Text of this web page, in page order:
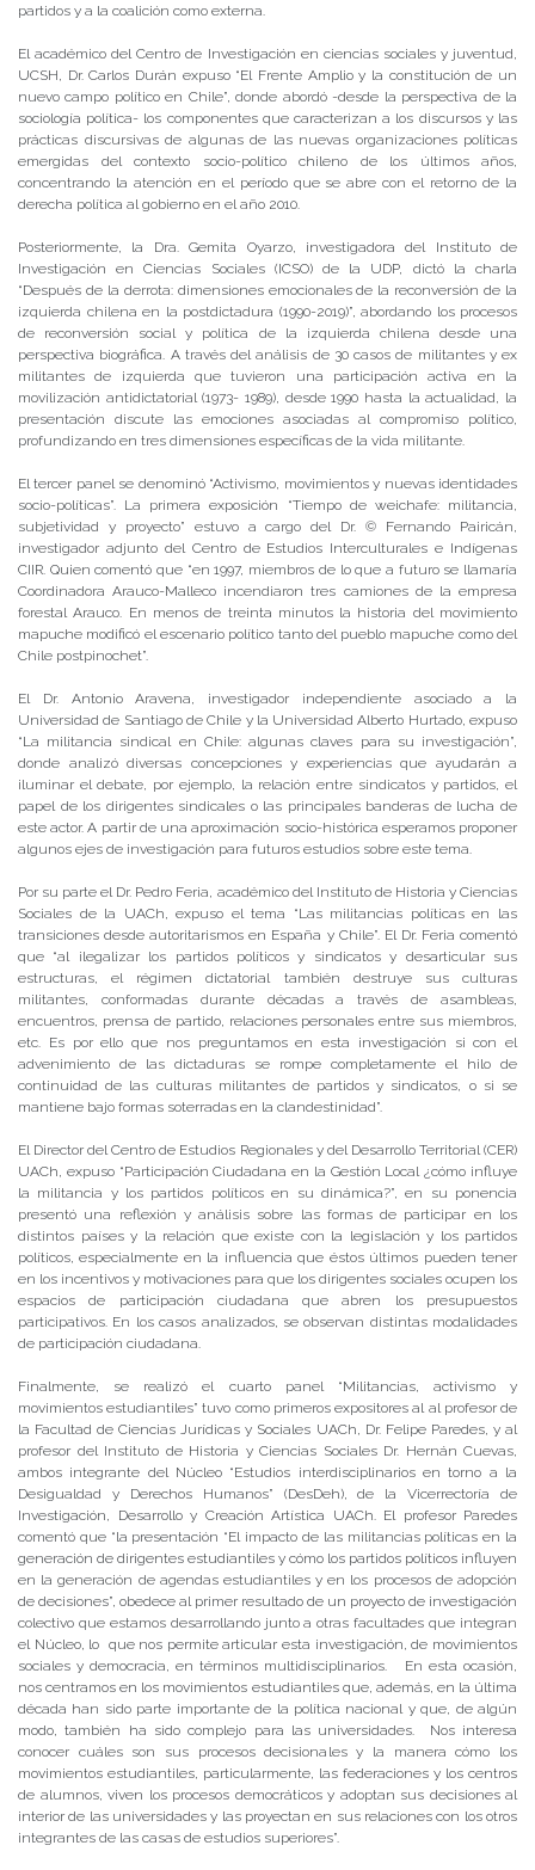
partidos y a la coalición como externa.
El académico del Centro de Investigación en ciencias sociales y juventud,
UCSH, Dr. Carlos Durán expuso “El Frente Amplio y la constitución de un
nuevo campo político en Chile”, donde abordó -desde la perspectiva de la
sociología política- los componentes que caracterizan a los discursos y las
prácticas discursivas de algunas de las nuevas organizaciones políticas
emergidas del contexto socio-político chileno de los últimos años,
concentrando la atención en el período que se abre con el retorno de la
derecha política al gobierno en el año 2010.
Posteriormente, la Dra. Gemita Oyarzo, investigadora del Instituto de
Investigación en Ciencias Sociales (ICSO) de la UDP, dictó la charla
“Después de la derrota: dimensiones emocionales de la reconversión de la
izquierda chilena en la postdictadura (1990-2019)”, abordando los procesos
de reconversión social y política de la izquierda chilena desde una
perspectiva biográfica. A través del análisis de 30 casos de militantes y ex
militantes de izquierda que tuvieron una participación activa en la
movilización antidictatorial (1973- 1989), desde 1990 hasta la actualidad, la
presentación discute las emociones asociadas al compromiso político,
profundizando en tres dimensiones específicas de la vida militante.
El tercer panel se denominó “Activismo, movimientos y nuevas identidades
socio-políticas”. La primera exposición “Tiempo de weichafe: militancia,
subjetividad y proyecto” estuvo a cargo del Dr. © Fernando Pairicán,
investigador adjunto del Centro de Estudios Interculturales e Indígenas
CIIR. Quien comentó que “en 1997, miembros de lo que a futuro se llamaría
Coordinadora Arauco-Malleco incendiaron tres camiones de la empresa
forestal Arauco. En menos de treinta minutos la historia del movimiento
mapuche modificó el escenario político tanto del pueblo mapuche como del
Chile postpinochet”.
El Dr. Antonio Aravena, investigador independiente asociado a la
Universidad de Santiago de Chile y la Universidad Alberto Hurtado, expuso
“La militancia sindical en Chile: algunas claves para su investigación”,
donde analizó diversas concepciones y experiencias que ayudarán a
iluminar el debate, por ejemplo, la relación entre sindicatos y partidos, el
papel de los dirigentes sindicales o las principales banderas de lucha de
este actor. A partir de una aproximación socio-histórica esperamos proponer
algunos ejes de investigación para futuros estudios sobre este tema.
Por su parte el Dr. Pedro Feria, académico del Instituto de Historia y Ciencias
Sociales de la UACh, expuso el tema “Las militancias políticas en las
transiciones desde autoritarismos en España y Chile”. El Dr. Feria comentó
que “al ilegalizar los partidos políticos y sindicatos y desarticular sus
estructuras, el régimen dictatorial también destruye sus culturas
militantes, conformadas durante décadas a través de asambleas,
encuentros, prensa de partido, relaciones personales entre sus miembros,
etc. Es por ello que nos preguntamos en esta investigación si con el
advenimiento de las dictaduras se rompe completamente el hilo de
continuidad de las culturas militantes de partidos y sindicatos, o si se
mantiene bajo formas soterradas en la clandestinidad”.
El Director del Centro de Estudios Regionales y del Desarrollo Territorial (CER)
UACh, expuso “Participación Ciudadana en la Gestión Local ¿cómo influye
la militancia y los partidos políticos en su dinámica?”, en su ponencia
presentó una reflexión y análisis sobre las formas de participar en los
distintos países y la relación que existe con la legislación y los partidos
políticos, especialmente en la influencia que éstos últimos pueden tener
en los incentivos y motivaciones para que los dirigentes sociales ocupen los
espacios de participación ciudadana que abren los presupuestos
participativos. En los casos analizados, se observan distintas modalidades
de participación ciudadana.
Finalmente, se realizó el cuarto panel “Militancias, activismo y
movimientos estudiantiles” tuvo como primeros expositores al al profesor de
la Facultad de Ciencias Jurídicas y Sociales UACh, Dr. Felipe Paredes, y al
profesor del Instituto de Historia y Ciencias Sociales Dr. Hernán Cuevas,
ambos integrante del Núcleo “Estudios interdisciplinarios en torno a la
Desigualdad y Derechos Humanos” (DesDeh), de la Vicerrectoría de
Investigación, Desarrollo y Creación Artística UACh. El profesor Paredes
comentó que “la presentación “El impacto de las militancias políticas en la
generación de dirigentes estudiantiles y cómo los partidos políticos influyen
en la generación de agendas estudiantiles y en los procesos de adopción
de decisiones”, obedece al primer resultado de un proyecto de investigación
colectivo que estamos desarrollando junto a otras facultades que integran
el Núcleo, lo que nos permite articular esta investigación, de movimientos
sociales y democracia, en términos multidisciplinarios. En esta ocasión,
nos centramos en los movimientos estudiantiles que, además, en la última
década han sido parte importante de la política nacional y que, de algún
modo, también ha sido complejo para las universidades. Nos interesa
conocer cuáles son sus procesos decisionales y la manera cómo los
movimientos estudiantiles, particularmente, las federaciones y los centros
de alumnos, viven los procesos democráticos y adoptan sus decisiones al
interior de las universidades y las proyectan en sus relaciones con los otros
integrantes de las casas de estudios superiores”.